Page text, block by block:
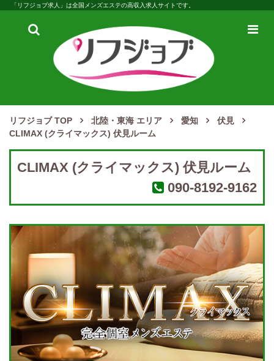
「リフジョブ求人」は全国メンズエステの高収入求人サイトです。
検
メ
リフジョブ TOP 北陸・東海 エリア 愛知
伏見
CLIMAX (クライマックス) 伏見ルーム
CLIMAX (クライマックス) 伏見ルーム
090-8192-9162